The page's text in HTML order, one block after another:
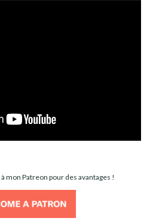
mon Patreon pour des avantages !